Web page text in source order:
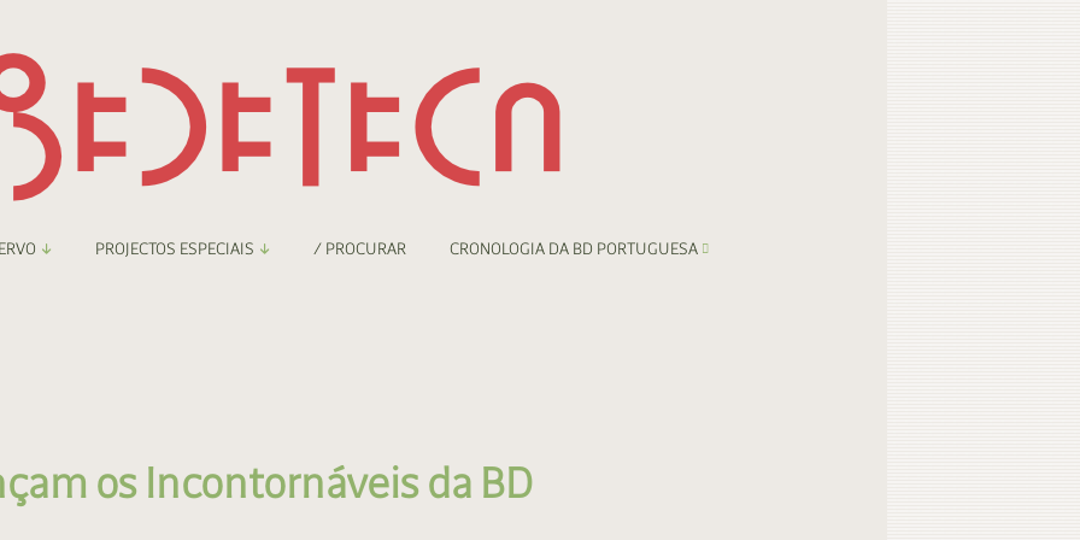
Comicarte
Digital
PROJECTOS ESPECIAIS / PROCURAR CRONOLOGIA DA BD PORTUGUESA
os Incontornáveis da BD